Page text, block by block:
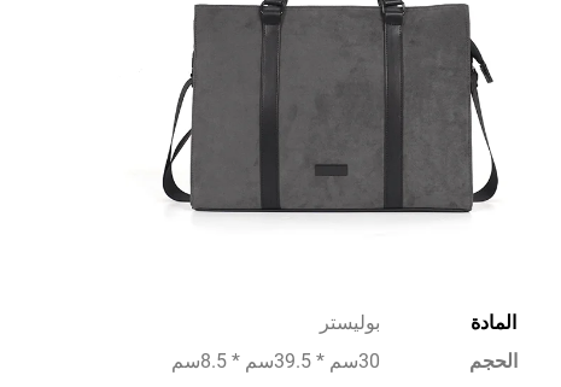
المادة
بوليستر
الحجم
30سم * 39.5سم * 8.5سم